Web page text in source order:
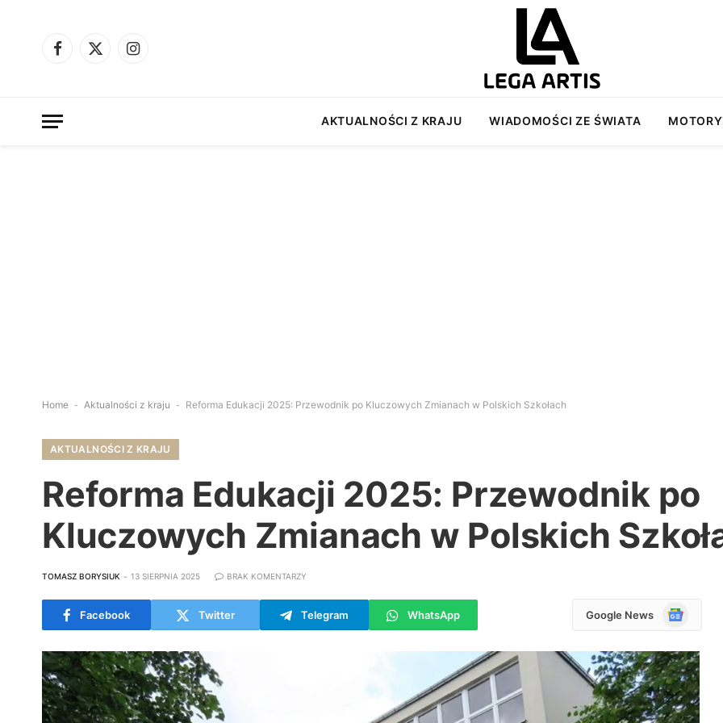
Facebook
X
Instagram
AKTUALNOŚCI Z KRAJU WIADOMOŚCI ZE ŚWIATA
Home - Aktualności z kraju - Reforma Edukacji 2025: Przewodnik po Kluczowych Zmianach w Polskich Szkołach
AKTUALNOŚCI Z KRAJU
Reforma Edukacji 2025: Przewodnik po
Kluczowych Zmianach w Polskich
TOMASZ BORYSIUK 13 SIERPNIA 2025 BRAK KOMENTARZY
Facebook Twitter Telegram WhatsApp Google News
Google